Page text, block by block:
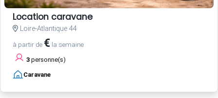
Location caravane
Loire-Atlantique 44
à partir de € la semaine
3 personne(s)
Caravane